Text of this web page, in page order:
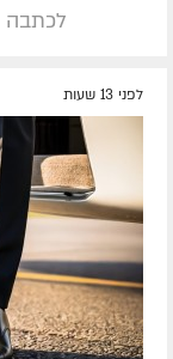
לכתבה
לפני 13 שעות